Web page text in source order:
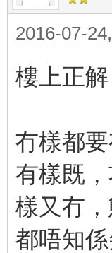
2016-07-
樓上正解
冇樣都要
有樣既，
樣又冇
都唔知